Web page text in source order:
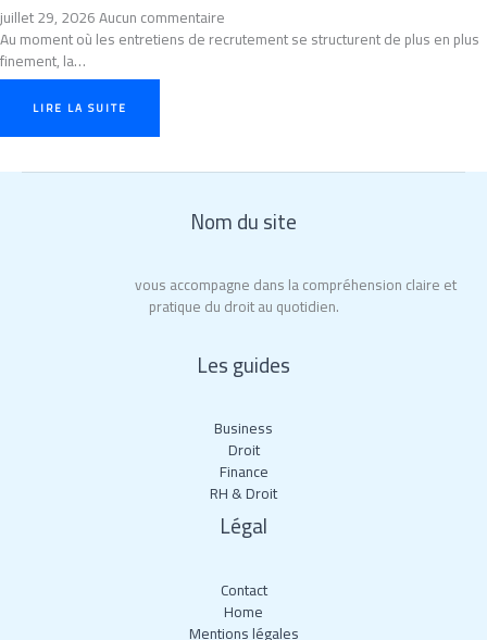
juillet 29, 2026Aucun commentaire
Au moment où les entretiens de recrutement se structurent de plus en plus
finement, la…
LIRE LA SUITE
Nom du site
vous accompagne dans la compréhension claire et
pratique du droit au quotidien.
Les guides
Business
Droit
Finance
RH & Droit
Légal
Contact
Home
Mentions légales